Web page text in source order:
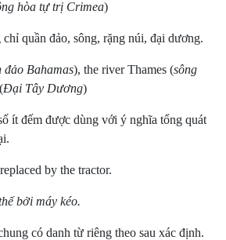
hòa tự trị Crimea)
quần đảo, sông, rặng núi, đại dương.
đảo Bahamas), the river Thames (sông
Đại Tây Dương)
ít đếm được dùng với ý nghĩa tổng quát
by the tractor.
bởi máy kéo.
có danh từ riêng theo sau xác định.